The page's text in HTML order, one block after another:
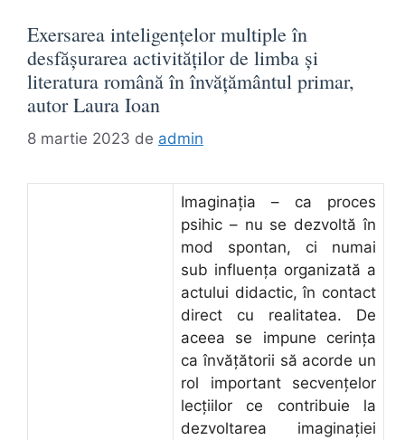
Exersarea inteligenţelor multiple în
desfăşurarea activităţilor de limba şi
literatura română în învăţământul primar,
autor Laura Ioan
8 martie 2023 de admin
Imaginaţia – ca proces
psihic – nu se dezvoltă în
mod spontan, ci numai
sub influenţa organizată a
actului didactic, în contact
direct cu realitatea. De
aceea se impune cerinţa
ca învăţătorii să acorde un
rol important secvenţelor
lecţiilor ce contribuie la
dezvoltarea imaginaţiei